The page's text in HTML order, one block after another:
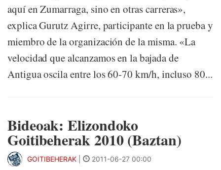
aquí en Zumarraga, sino en otras carreras»,
explica Gurutz Agirre, participante en la prueba y
miembro de la organización de la misma. «La
velocidad que alcanzamos en la bajada de
Antigua oscila entre los 60-70 km/h, incluso 80...
Bideoak: Elizondoko
Goitibeherak 2010 (Baztan)
GOITIBEHERAK 2011-06-27 00:00